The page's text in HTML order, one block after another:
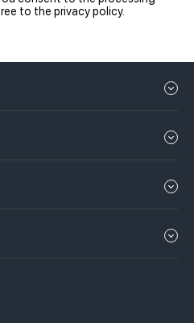
to the privacy policy.
в Дубае